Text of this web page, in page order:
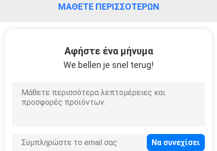
ΜΆΘΕΤΕ ΠΕΡΙΣΣΌΤΕΡΩΝ
Αφήστε ένα μήνυμα
We bellen je snel terug!